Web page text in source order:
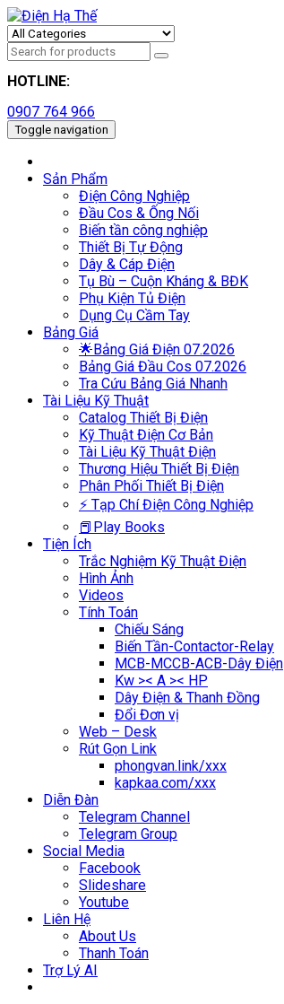
HOTLINE:
0907 764 966
Toggle navigation
Sản Phẩm
Điện Công Nghiệp
Đầu Cos & Ống Nối
Biến tần công nghiệp
Thiết Bị Tự Động
Dây & Cáp Điện
Tụ Bù – Cuộn Kháng & BĐK
Phụ Kiện Tủ Điện
Dụng Cụ Cầm Tay
Bảng Giá
🌟Bảng Giá Điện 07.2026
Bảng Giá Đầu Cos 07.2026
Tra Cứu Bảng Giá Nhanh
Tài Liệu Kỹ Thuật
Catalog Thiết Bị Điện
Kỹ Thuật Điện Cơ Bản
Tài Liệu Kỹ Thuật Điện
Thương Hiệu Thiết Bị Điện
Phân Phối Thiết Bị Điện
⚡ Tạp Chí Điện Công Nghiệp
📕Play Books
Tiện Ích
Trắc Nghiệm Kỹ Thuật Điện
Hình Ảnh
Videos
Tính Toán
Chiếu Sáng
Biến Tần-Contactor-Relay
MCB-MCCB-ACB-Dây Điện
Kw >< A >< HP
Dây Điện & Thanh Đồng
Đổi Đơn vị
Web – Desk
Rút Gọn Link
phongvan.link/xxx
kapkaa.com/xxx
Diễn Đàn
Telegram Channel
Telegram Group
Social Media
Facebook
Slideshare
Youtube
Liên Hệ
About Us
Thanh Toán
Trợ Lý AI